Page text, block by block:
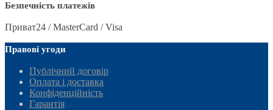
Безпечність платежів
Приват24 / MasterCard / Visa
Правові угоди
Публічний договір
Оплата і доставка
Конфіденційність
Гарантія